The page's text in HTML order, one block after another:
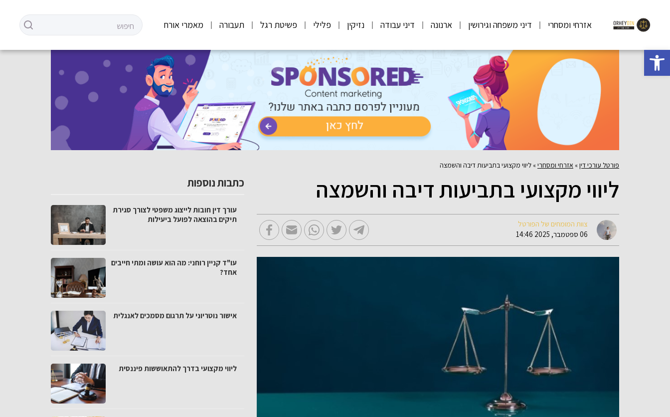
פתח סרגל נגישות
אזרחי ומסחרי דיני משפחה וגירושין ארנונה דיני עבודה נזיקין פלילי פשיטת רגל תעבורה מאמרי אורח
פורטל עורכי דין» אזרחי ומסחרי» ליווי מקצועי בתביעות דיבה והשמצה
ליווי מקצועי בתביעות דיבה והשמצה
צוות המומחים של הפורטל
06 ספטמבר, 2025 14:46
כתבות נוספות
עורך דין חובות לייצוג משפטי לצורך סגירת
תיקים בהוצאה לפועל ביעילות
עו"ד קניין רוחני: מה הוא עושה ומתי חייבים
אחד?
אישור נוטריוני על תרגום מסמכים לאנגלית
ליווי מקצועי בדרך להתאוששות פיננסית